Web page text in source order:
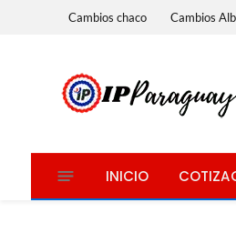
Cambios chaco Cambios
INICIO